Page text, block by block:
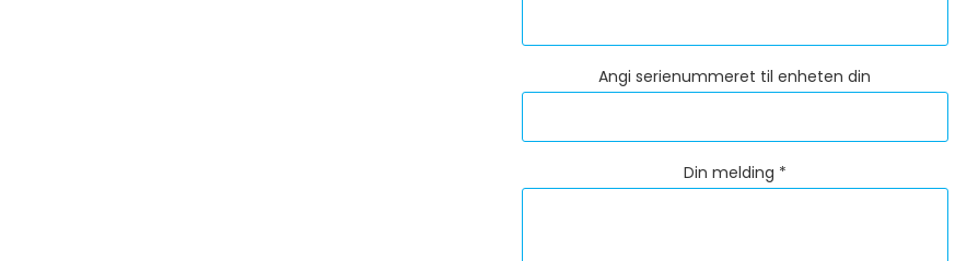
Angi serienummeret til enheten din
Din melding *